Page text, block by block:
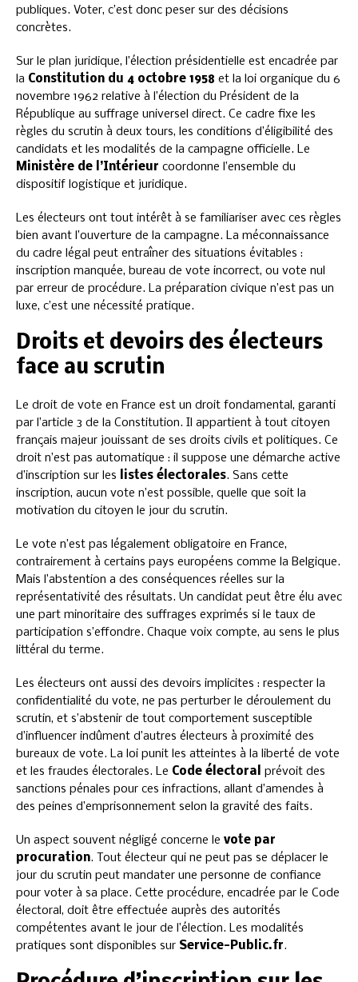
publiques. Voter, c’est donc peser sur des décisions
concrètes.
Sur le plan juridique, l’élection présidentielle est encadrée par
la Constitution du 4 octobre 1958 et la loi organique du 6
novembre 1962 relative à l’élection du Président de la
République au suffrage universel direct. Ce cadre fixe les
règles du scrutin à deux tours, les conditions d’éligibilité des
candidats et les modalités de la campagne officielle. Le
Ministère de l’Intérieur coordonne l’ensemble du
dispositif logistique et juridique.
Les électeurs ont tout intérêt à se familiariser avec ces règles
bien avant l’ouverture de la campagne. La méconnaissance
du cadre légal peut entraîner des situations évitables :
inscription manquée, bureau de vote incorrect, ou vote nul
par erreur de procédure. La préparation civique n’est pas un
luxe, c’est une nécessité pratique.
Droits et devoirs des électeurs
face au scrutin
Le droit de vote en France est un droit fondamental, garanti
par l’article 3 de la Constitution. Il appartient à tout citoyen
français majeur jouissant de ses droits civils et politiques. Ce
droit n’est pas automatique : il suppose une démarche active
d’inscription sur les
listes électorales. Sans cette
inscription, aucun vote n’est possible, quelle que soit la
motivation du citoyen le jour du scrutin.
Le vote n’est pas légalement obligatoire en France,
contrairement à certains pays européens comme la Belgique.
Mais l’abstention a des conséquences réelles sur la
représentativité des résultats. Un candidat peut être élu avec
une part minoritaire des suffrages exprimés si le taux de
participation s’effondre. Chaque voix compte, au sens le plus
littéral du terme.
Les électeurs ont aussi des devoirs implicites : respecter la
confidentialité du vote, ne pas perturber le déroulement du
scrutin, et s’abstenir de tout comportement susceptible
d’influencer indûment d’autres électeurs à proximité des
bureaux de vote. La loi punit les atteintes à la liberté de vote
et les fraudes électorales. Le Code électoral
prévoit des
sanctions pénales pour ces infractions, allant d’amendes à
des peines d’emprisonnement selon la gravité des faits.
Un aspect souvent négligé concerne le vote par
procuration. Tout électeur qui ne peut pas se déplacer le
jour du scrutin peut mandater une personne de confiance
pour voter à sa place. Cette procédure, encadrée par le Code
électoral, doit être effectuée auprès des autorités
compétentes avant le jour de l’élection. Les modalités
pratiques sont disponibles sur Service-Public.fr.